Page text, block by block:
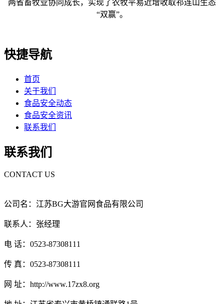
两省畜牧业协同成长，实现了农牧平易近增收取祁连山生态
“双赢”。
快捷导航
首页
关于我们
食品安全动态
食品安全资讯
联系我们
联系我们
CONTACT US
公司名：江苏BG大游官网食品有限公司
联系人：张经理
电 话：0523-87308111
传 真：0523-87308111
网 址：http://www.17zx8.org